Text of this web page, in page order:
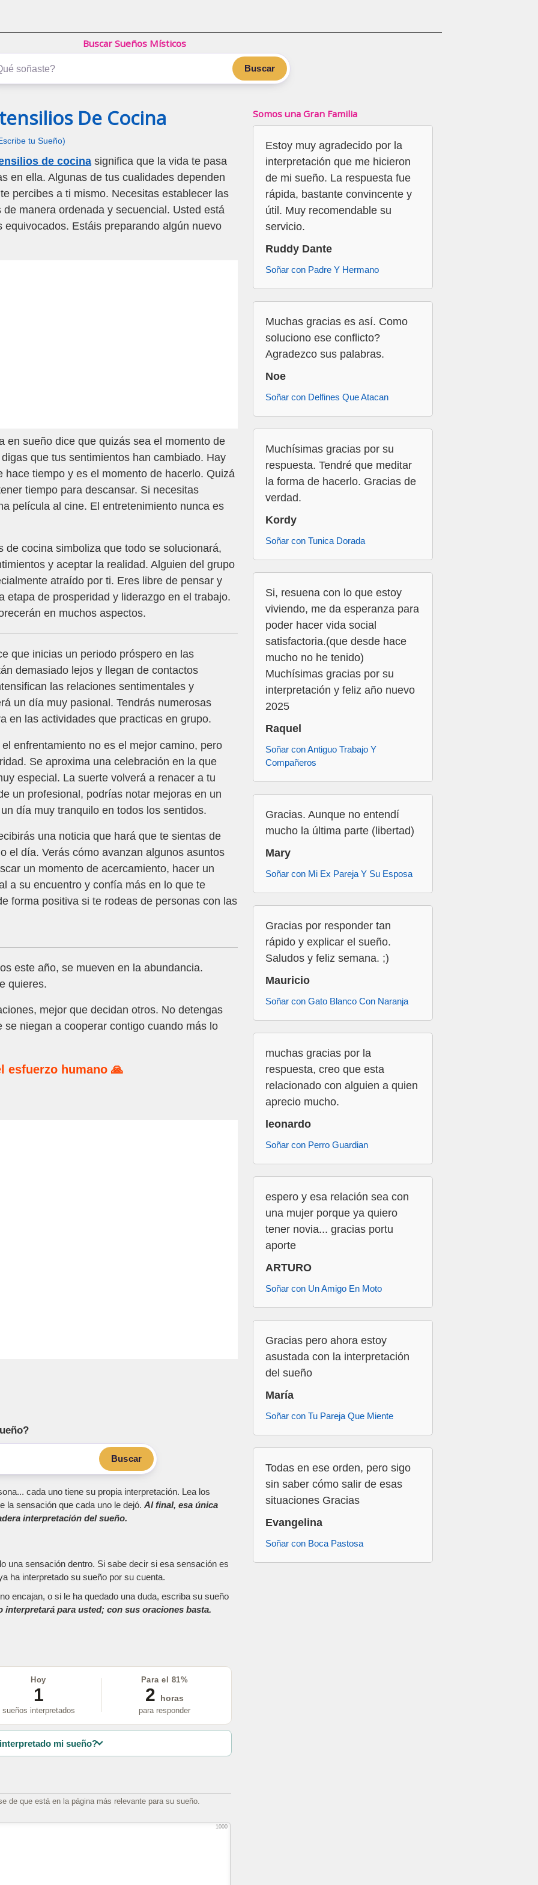
Buscar Sueños Místicos
Buscar
De Cocina
tu Sueño)
de cocina significa que la vida te pasa
en ella. Algunas de tus cualidades dependen
percibes a ti mismo. Necesitas establecer las
manera ordenada y secuencial. Usted está
equivocados. Estáis preparando algún nuevo
en sueño dice que quizás sea el momento de
que tus sentimientos han cambiado. Hay
hace tiempo y es el momento de hacerlo. Quizá
tiempo para descansar. Si necesitas
película al cine. El entretenimiento nunca es
de cocina simboliza que todo se solucionará,
y aceptar la realidad. Alguien del grupo
atraído por ti. Eres libre de pensar y
etapa de prosperidad y liderazgo en el trabajo.
en muchos aspectos.
que inicias un periodo próspero en las
demasiado lejos y llegan de contactos
las relaciones sentimentales y
un día muy pasional. Tendrás numerosas
en las actividades que practicas en grupo.
enfrentamiento no es el mejor camino, pero
Se aproxima una celebración en la que
especial. La suerte volverá a renacer a tu
un profesional, podrías notar mejoras en un
día muy tranquilo en todos los sentidos.
una noticia que hará que te sientas de
el día. Verás cómo avanzan algunos asuntos
un momento de acercamiento, hacer un
a su encuentro y confía más en lo que te
forma positiva si te rodeas de personas con las
este año, se mueven en la abundancia.
quieres.
mejor que decidan otros. No detengas
niegan a cooperar contigo cuando más lo
esfuerzo humano 🙏
Buscar
cada uno tiene su propia interpretación. Lea los
la sensación que cada uno le dejó. Al final, esa única
interpretación del sueño.
una sensación dentro. Si sabe decir si esa sensación es
ha interpretado su sueño por su cuenta.
encajan, o si le ha quedado una duda, escriba su sueño
interpretará para usted; con sus oraciones basta.
Hoy
1
sueños interpretados
Para el 81%
2
horas
para responder
mi sueño?
de que está en la página más relevante para su sueño.
1000
Somos una Gran Familia
Estoy muy agradecido por la
interpretación que me hicieron
de mi sueño. La respuesta fue
rápida, bastante convincente y
útil. Muy recomendable su
servicio.
Ruddy Dante
Soñar con Padre Y Hermano
Muchas gracias es así. Como
soluciono ese conflicto?
Agradezco sus palabras.
Noe
Soñar con Delfines Que Atacan
Muchísimas gracias por su
respuesta. Tendré que meditar
la forma de hacerlo. Gracias de
verdad.
Kordy
Soñar con Tunica Dorada
Si, resuena con lo que estoy
viviendo, me da esperanza para
poder hacer vida social
satisfactoria.(que desde hace
mucho no he tenido)
Muchísimas gracias por su
interpretación y feliz año nuevo
2025
Raquel
Soñar con Antiguo Trabajo Y
Compañeros
Gracias. Aunque no entendí
mucho la última parte (libertad)
Mary
Soñar con Mi Ex Pareja Y Su Esposa
Gracias por responder tan
rápido y explicar el sueño.
Saludos y feliz semana. ;)
Mauricio
Soñar con Gato Blanco Con Naranja
muchas gracias por la
respuesta, creo que esta
relacionado con alguien a quien
aprecio mucho.
leonardo
Soñar con Perro Guardian
espero y esa relación sea con
una mujer porque ya quiero
tener novia... gracias portu
aporte
ARTURO
Soñar con Un Amigo En Moto
Gracias pero ahora estoy
asustada con la interpretación
del sueño
María
Soñar con Tu Pareja Que Miente
Todas en ese orden, pero sigo
sin saber cómo salir de esas
situaciones Gracias
Evangelina
Soñar con Boca Pastosa